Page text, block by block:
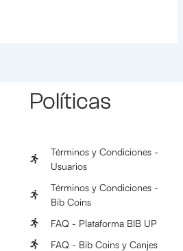
Políticas
Términos y Condiciones -
Usuarios
Términos y Condiciones -
Bib Coins
FAQ - Plataforma BIB UP
FAQ - Bib Coins y Canjes